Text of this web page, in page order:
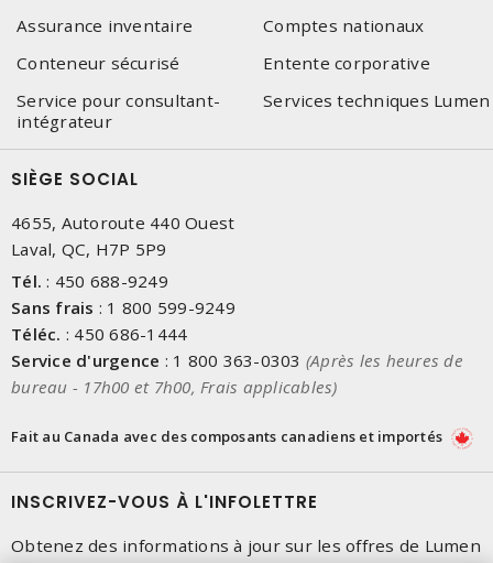
Assurance inventaire
Comptes nationaux
Conteneur sécurisé
Entente corporative
Service pour consultant-
intégrateur
Services techniques Lumen
SIÈGE SOCIAL
4655, Autoroute 440 Ouest
Laval, QC, H7P 5P9
Tél. : 450 688-9249
Sans frais : 1 800 599-9249
Téléc. : 450 686-1444
Service d'urgence : 1 800 363-0303 (Après les heures de
bureau - 17h00 et 7h00, Frais applicables)
Fait au Canada avec des composants canadiens et importés
INSCRIVEZ-VOUS À L'INFOLETTRE
Obtenez des informations à jour sur les offres de Lumen